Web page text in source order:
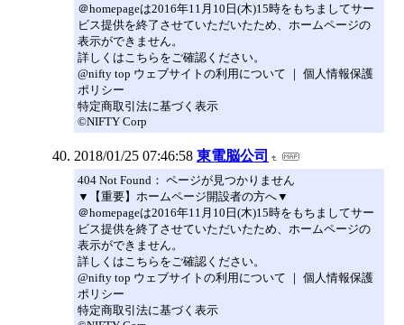
＠homepageは2016年11月10日(木)15時をもちましてサー
ビス提供を終了させていただいたため、ホームページの
表示ができません。
詳しくはこちらをご確認ください。
@nifty top ウェブサイトの利用について ｜ 個人情報保護
ポリシー
特定商取引法に基づく表示
©NIFTY Corp
2018/01/25 07:46:58 東電脳公司
404 Not Found： ページが見つかりません
▼【重要】ホームページ開設者の方へ▼
＠homepageは2016年11月10日(木)15時をもちましてサー
ビス提供を終了させていただいたため、ホームページの
表示ができません。
詳しくはこちらをご確認ください。
@nifty top ウェブサイトの利用について ｜ 個人情報保護
ポリシー
特定商取引法に基づく表示